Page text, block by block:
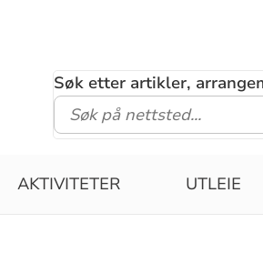
Søk etter artikler,
AKTIVITETER UTLEIE